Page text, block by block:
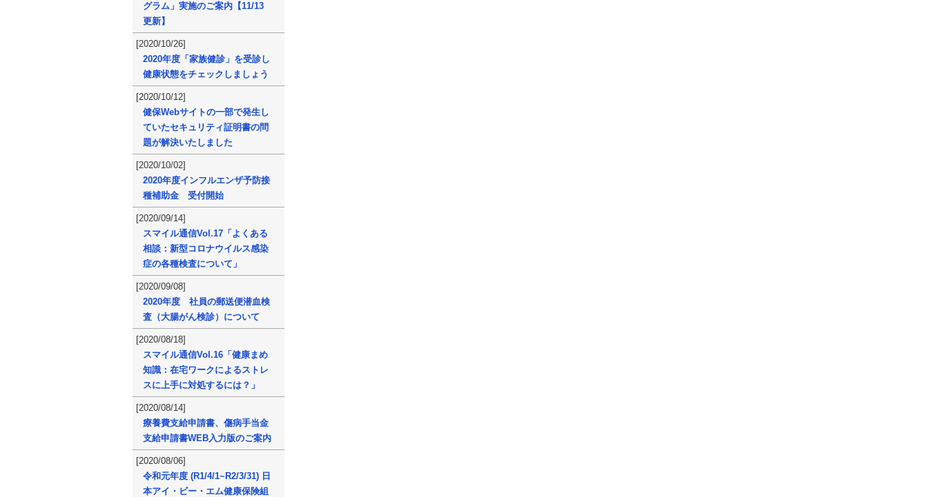
グラム」実施のご案内【11/13
更新】
[2020/10/26]
2020年度「家族健診」を受診し
健康状態をチェックしましょう
[2020/10/12]
健保Webサイトの一部で発生し
ていたセキュリティ証明書の問
題が解決いたしました
[2020/10/02]
2020年度インフルエンザ予防接
種補助金 受付開始
[2020/09/14]
スマイル通信Vol.17「よくある
相談：新型コロナウイルス感染
症の各種検査について」
[2020/09/08]
2020年度 社員の郵送便潜血検
査（大腸がん検診）について
[2020/08/18]
スマイル通信Vol.16「健康まめ
知識：在宅ワークによるストレ
スに上手に対処するには？」
[2020/08/14]
療養費支給申請書、傷病手当金
支給申請書WEB入力版のご案内
[2020/08/06]
令和元年度 (R1/4/1~R2/3/31) 日
本アイ・ビー・エム健康保険組